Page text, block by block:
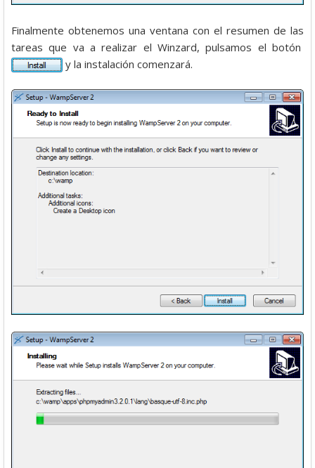
Finalmente obtenemos una ventana con el resumen de las
tareas que va a realizar el Winzard, pulsamos el botón
y la instalación comenzará.